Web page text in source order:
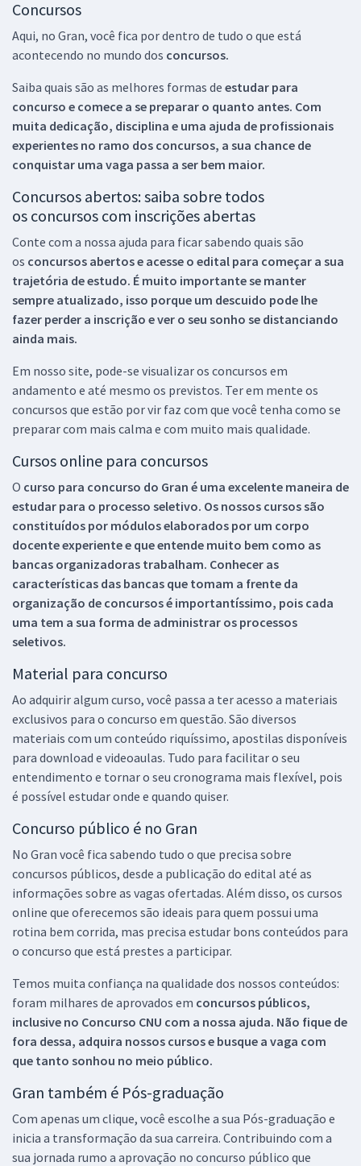
Concursos
Aqui, no Gran, você fica por dentro de tudo o que está
acontecendo no mundo dos concursos.
Saiba quais são as melhores formas de estudar para
concurso e comece a se preparar o quanto antes. Com
muita dedicação, disciplina e uma ajuda de profissionais
experientes no ramo dos concursos, a sua chance de
conquistar uma vaga passa a ser bem maior.
Concursos abertos: saiba sobre todos
os concursos com inscrições abertas
Conte com a nossa ajuda para ficar sabendo quais são
os concursos abertos e acesse o edital para começar a sua
trajetória de estudo. É muito importante se manter
sempre atualizado, isso porque um descuido pode lhe
fazer perder a inscrição e ver o seu sonho se distanciando
ainda mais.
Em nosso site, pode-se visualizar os concursos em
andamento e até mesmo os previstos. Ter em mente os
concursos que estão por vir faz com que você tenha como se
preparar com mais calma e com muito mais qualidade.
Cursos online para concursos
O curso para concurso do Gran é uma excelente maneira de
estudar para o processo seletivo. Os nossos cursos são
constituídos por módulos elaborados por um corpo
docente experiente e que entende muito bem como as
bancas organizadoras trabalham. Conhecer as
características das bancas que tomam a frente da
organização de concursos é importantíssimo, pois cada
uma tem a sua forma de administrar os processos
seletivos.
Material para concurso
Ao adquirir algum curso, você passa a ter acesso a materiais
exclusivos para o concurso em questão. São diversos
materiais com um conteúdo riquíssimo, apostilas disponíveis
para download e videoaulas. Tudo para facilitar o seu
entendimento e tornar o seu cronograma mais flexível, pois
é possível estudar onde e quando quiser.
Concurso público é no Gran
No Gran você fica sabendo tudo o que precisa sobre
concursos públicos, desde a publicação do edital até as
informações sobre as vagas ofertadas. Além disso, os cursos
online que oferecemos são ideais para quem possui uma
rotina bem corrida, mas precisa estudar bons conteúdos para
o concurso que está prestes a participar.
Temos muita confiança na qualidade dos nossos conteúdos:
foram milhares de aprovados em concursos públicos,
inclusive no Concurso CNU com a nossa ajuda. Não fique de
fora dessa, adquira nossos cursos e busque a vaga com
que tanto sonhou no meio público.
Gran também é Pós-graduação
Com apenas um clique, você escolhe a sua Pós-graduação e
inicia a transformação da sua carreira. Contribuindo com a
sua jornada rumo a aprovação no concurso público que